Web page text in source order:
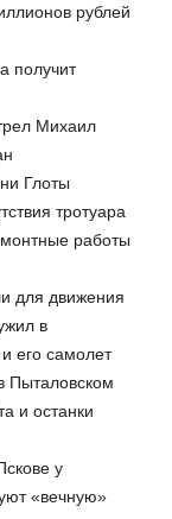
рублей
получит
Михаил
Глоты
тротуара
работы
для движения
в
его самолет
Пыталовском
и останки
у
«вечную»